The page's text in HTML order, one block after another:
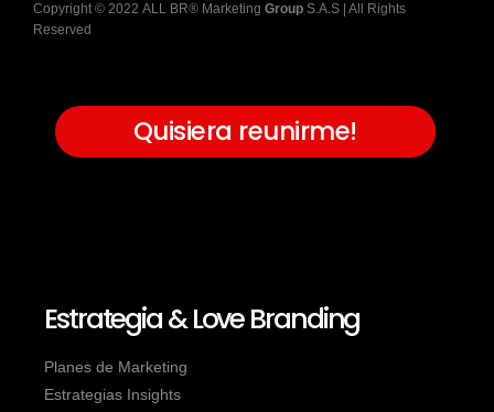
Copyright© 2022 ALL BR® Marketing Group S.A.S | All Rights
Reserved
Quisiera reunirme!
Estrategia & Love Branding
Planes de Marketing
Estrategias Insights